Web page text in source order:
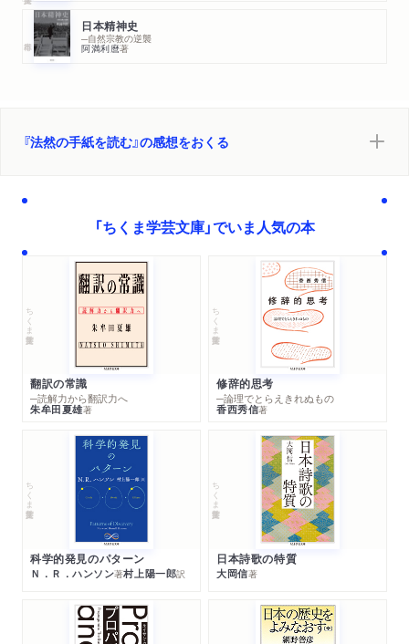
日本精神史
─自然宗教の逆襲
阿満利麿著
『法然の手紙を読む』の感想をおくる
「ちくま学芸文庫」でいま人気の本
ちくま学芸文庫
翻訳の常識
─読解力から翻訳力へ
朱牟田夏雄著
ちくま学芸文庫
修辞的思考
─論理でとらえきれぬもの
香西秀信著
ちくま学芸文庫
科学的発見のパターン
Ｎ．Ｒ．ハンソン著村上陽一郎訳
ちくま学芸文庫
日本詩歌の特質
大岡信著